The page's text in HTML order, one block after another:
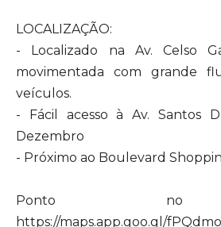
LOCALIZAÇÃO:
- Localizado na Av. Celso
movimentada com grande
veículos.
- Fácil acesso à Av. Santos
Dezembro
- Próximo ao Boulevard
Ponto no
https://maps.app.goo.gl/